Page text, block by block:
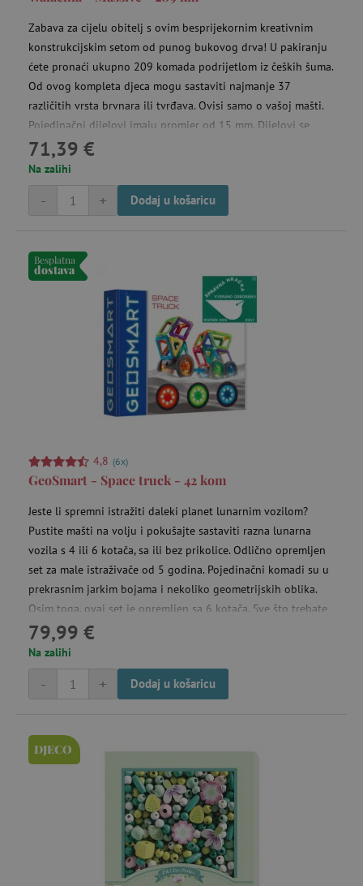
Zabava za cijelu obitelj s ovim besprijekornim kreativnim
konstrukcijskim setom od punog bukovog drva! U pakiranju
ćete pronaći ukupno 209 komada podrijetlom iz čeških šuma.
Od ovog kompleta djeca mogu sastaviti najmanje 37
različitih vrsta brvnara ili tvrđava. Ovisi samo o vašoj mašti.
Pojedinačni dijelovi imaju promjer od 15 mm. Dijelovi se
dobro uklapaju, a strukture su čvrste i stabilne. Uz pomoć
izreza na kraju dijelova mogu se dovršiti razne konstrukcije.
Zatim se mogu jednostavno rastaviti i moguće je ponovno
izgraditi novu zgradu.
71,39 €
Na zalihi
+
- Dodaj u košaricu
Besplatna
dostava
4,8 (6x)
GeoSmart - Space truck - 42 kom
Jeste li spremni istražiti daleki planet lunarnim vozilom?
Pustite mašti na volju i pokušajte sastaviti razna lunarna
vozila s 4 ili 6 kotača, sa ili bez prikolice. Odlično opremljen
set za male istraživače od 5 godina. Pojedinačni komadi su u
prekrasnim jarkim bojama i nekoliko geometrijskih oblika.
Osim toga, ovaj set je opremljen sa 6 kotača. Sve što trebate
učiniti je pustiti mašti na volju i igra otkrivanja dalekih
svjetova može početi.
79,99 €
Na zalihi
+
- Dodaj u košaricu
DJECO
uid .criteo.com
cto_bundle